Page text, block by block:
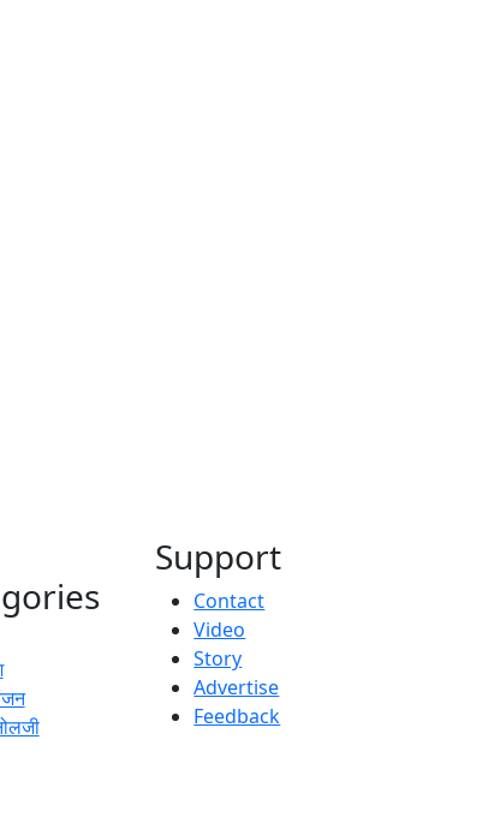
Support
Contact
Video
Story
Advertise
Feedback